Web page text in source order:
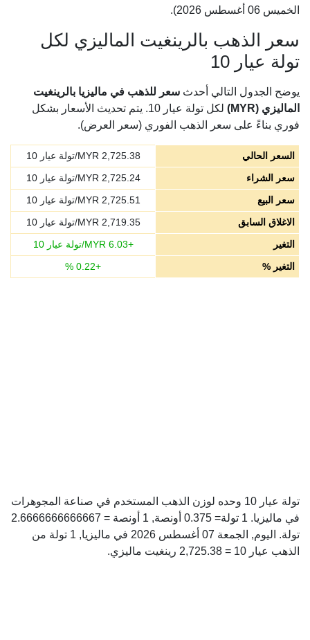
الخميس 06 أغسطس 2026).
سعر الذهب بالرينغيت الماليزي لكل
تولة عيار 10
يوضح الجدول التالي أحدث سعر للذهب في ماليزيا بالرينغيت
الماليزي (MYR)
لكل تولة عيار 10. يتم تحديث الأسعار بشكل
فوري بناءً على سعر الذهب الفوري (سعر العرض).
السعر الحالي 2,725.38
سعر الشراء
2,725.24
سعر البيع
2,725.51
الاغلاق السابق
2,719.35
التغير
+
6.03
التغير %
+
0.22
%
تولة عيار 10 وحده لوزن الذهب المستخدم في صناعة المجوهرات
في ماليزيا. 1 تولة= 0.375 أونصة, 1 أونصة = 2.6666666666667
تولة. اليوم, الجمعة 07 أغسطس 2026 في ماليزيا, 1 تولة من
الذهب عيار 10 = 2,725.38 رينغيت ماليزي.